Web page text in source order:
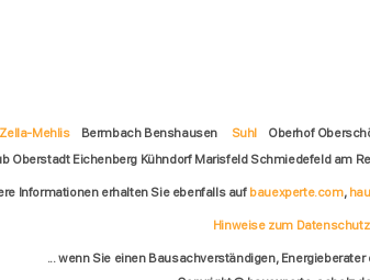
Zella-Mehlis Bermbach Benshausen Suhl
Oberhof
Oberstadt Eichenberg Kühndorf Marisfeld Schmiedefeld am
Informationen erhalten Sie ebenfalls auf bauexperte.com,
Hinweise zum Datenschutz
... wenn Sie einen Bausachverständigen,